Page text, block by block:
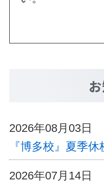
2026年08月03日
『博多校』夏季
2026年07月14日